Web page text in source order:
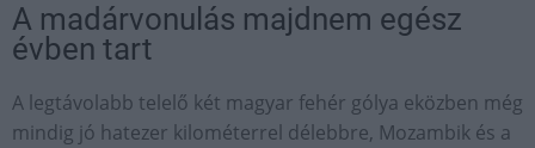
A madárvonulás majdnem egész
évben tart
A legtávolabb telelő két magyar fehér gólya eközben még
mindig jó hatezer kilométerrel délebbre, Mozambik és a